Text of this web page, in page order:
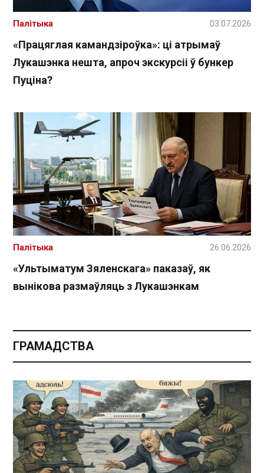
«Працяглая камандзіроўка»: ці атрымаў
Лукашэнка нешта, апроч экскурсіі ў бункер
Пуціна?
Палітыка 03.07.2026
«Ультыматум Зяленскага» паказаў, як
вынікова размаўляць з Лукашэнкам
Палітыка 26.06.2026
ГРАМАДСТВА